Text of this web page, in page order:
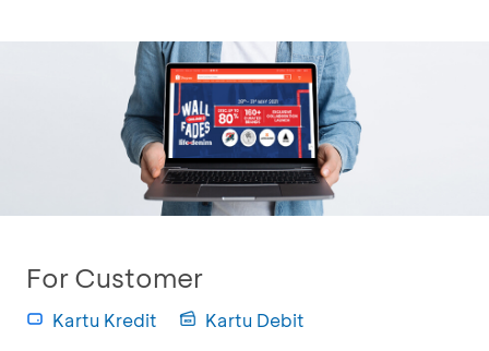
For Customer
Kartu Kredit Kartu Debit